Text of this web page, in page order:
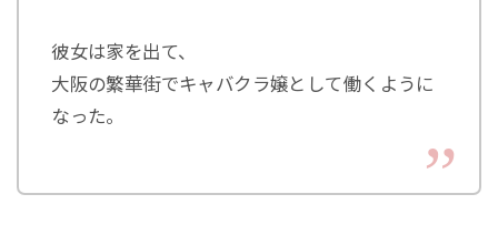
彼女は家を出て、
大阪の繁華街でキャバクラ嬢として働くように
なった。